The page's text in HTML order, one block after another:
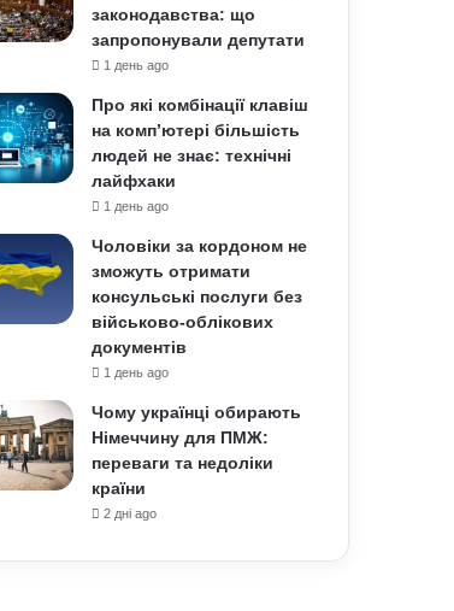
законодавства: що
запропонували депутати
1 день ago
Про які комбінації клавіш
на комп’ютері більшість
людей не знає: технічні
лайфхаки
1 день ago
Чоловіки за кордоном не
зможуть отримати
консульські послуги без
військово-облікових
документів
1 день ago
Чому українці обирають
Німеччину для ПМЖ:
переваги та недоліки
країни
2 дні ago